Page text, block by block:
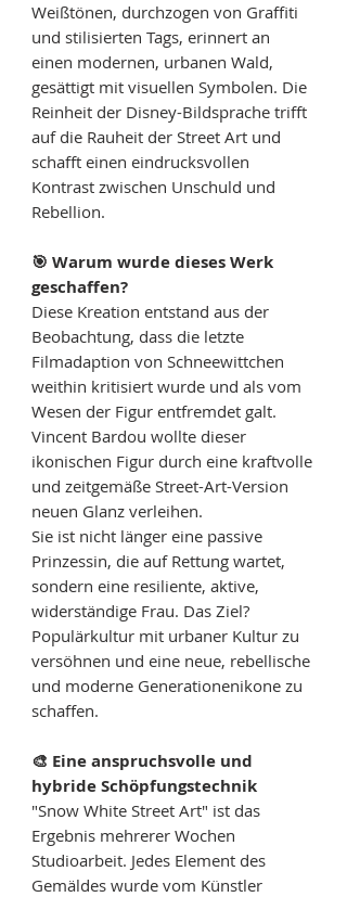
Weißtönen, durchzogen von Graffiti
und stilisierten Tags, erinnert an
einen modernen, urbanen Wald,
gesättigt mit visuellen Symbolen. Die
Reinheit der Disney-Bildsprache trifft
auf die Rauheit der Street Art und
schafft einen eindrucksvollen
Kontrast zwischen Unschuld und
Rebellion.
🎯 Warum wurde dieses Werk
geschaffen?
Diese Kreation entstand aus der
Beobachtung, dass die letzte
Filmadaption von Schneewittchen
weithin kritisiert wurde und als vom
Wesen der Figur entfremdet galt.
Vincent Bardou wollte dieser
ikonischen Figur durch eine kraftvolle
und zeitgemäße Street-Art-Version
neuen Glanz verleihen.
Sie ist nicht länger eine passive
Prinzessin, die auf Rettung wartet,
sondern eine resiliente, aktive,
widerständige Frau. Das Ziel?
Populärkultur mit urbaner Kultur zu
versöhnen und eine neue, rebellische
und moderne Generationenikone zu
schaffen.
🎨 Eine anspruchsvolle und
hybride Schöpfungstechnik
"Snow White Street Art" ist das
Ergebnis mehrerer Wochen
Studioarbeit. Jedes Element des
Gemäldes wurde vom Künstler